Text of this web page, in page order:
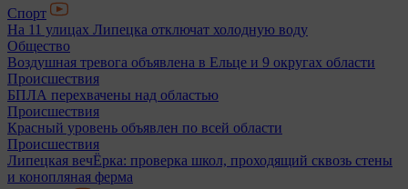
Спорт
На 11 улицах Липецка отключат холодную воду
Общество
Воздушная тревога объявлена в Ельце и 9 округах области
Происшествия
БПЛА перехвачены над областью
Происшествия
Красный уровень объявлен по всей области
Происшествия
Липецкая вечЁрка: проверка школ, проходящий сквозь стены
и конопляная ферма